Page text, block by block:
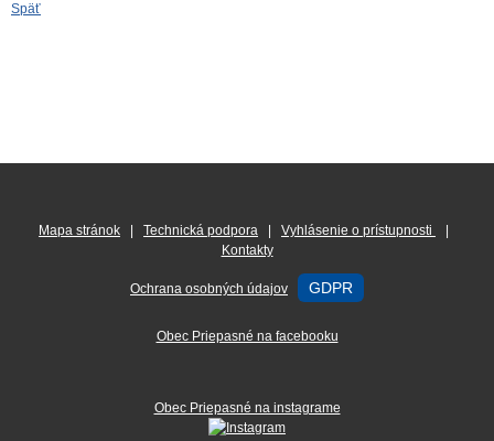
Späť
Mapa stránok Technická podpora Vyhlásenie o prístupnosti
Kontakty
Ochrana osobných údajov GDPR
Obec Priepasné na facebooku
Obec Priepasné na instagrame